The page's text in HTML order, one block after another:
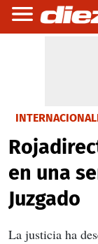
en una
Juzgado
La justicia ha